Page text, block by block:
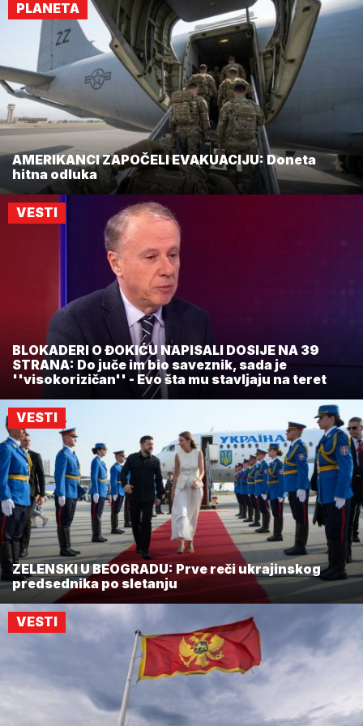
PLANETA
AMERIKANCI ZAPOČELI EVAKUACIJU: Doneta
hitna odluka
VESTI
BLOKADERI O ĐOKIĆU NAPISALI DOSIJE NA 39
STRANA: Do juče im bio saveznik, sada je
''visokorizičan'' - Evo šta mu stavljaju na teret
VESTI
ZELENSKI U BEOGRADU: Prve reči ukrajinskog
predsednika po sletanju
VESTI